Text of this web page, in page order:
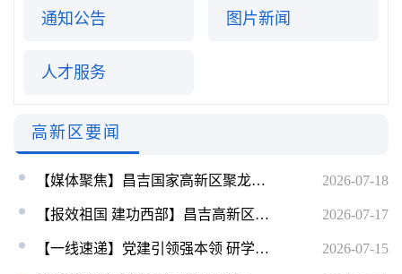
通知公告 图片新闻
人才服务
高新区要闻
【媒体聚焦】昌吉国家高新区聚龙头建集群 2026-07-18
【报效祖国 建功西部】昌吉高新区举办2025-2026年度大学生西部计划志愿者期满离岗欢送会 2026-07-17
【一线速递】党建引领强本领 研学赋能促招商——昌吉高新区商务局（招商局）党支部开展产业链研学主题党日活动 2026-07-15